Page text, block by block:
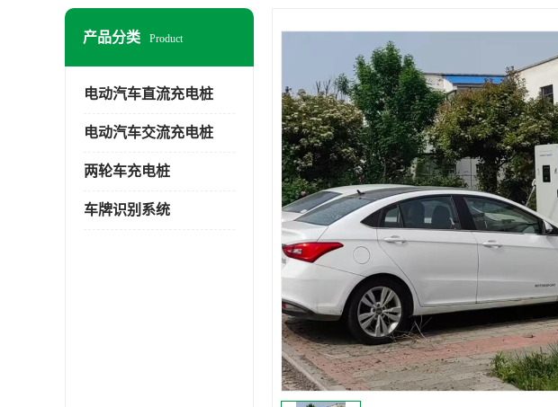
产品分类 Product
电动汽车直流充电桩
电动汽车交流充电桩
两轮车充电桩
车牌识别系统